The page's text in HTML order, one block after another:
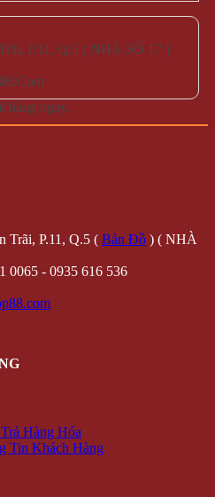
P.11, Q.5 ( NHÀ SỐ 17 )
hàng ngay.
Trãi, P.11, Q.5 ( Bản Đồ ) ( NHÀ
0065 - 0935 616 536
Hàng Hóa
Tin Khách Hàng